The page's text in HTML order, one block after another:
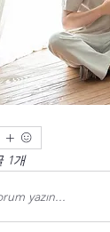
1개
yazın...